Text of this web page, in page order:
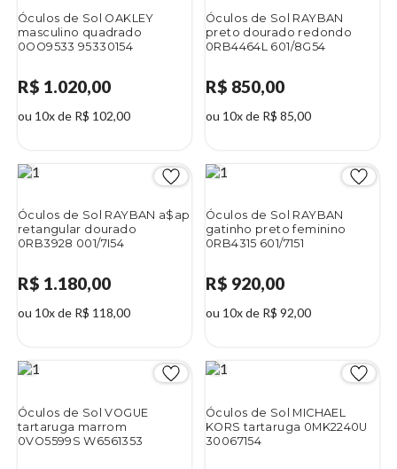
Óculos de Sol OAKLEY
masculino quadrado
0OO9533 95330154
R$ 1.020,00
ou 10x de R$ 102,00
Óculos de Sol RAYBAN
preto dourado redondo
0RB4464L 601/8G54
R$ 850,00
ou 10x de R$ 85,00
Óculos de Sol RAYBAN a$ap
retangular dourado
0RB3928 001/7I54
R$ 1.180,00
ou 10x de R$ 118,00
Óculos de Sol RAYBAN
gatinho preto feminino
0RB4315 601/7151
R$ 920,00
ou 10x de R$ 92,00
Óculos de Sol VOGUE
tartaruga marrom
0VO5599S W6561353
Óculos de Sol MICHAEL
KORS tartaruga 0MK2240U
30067154